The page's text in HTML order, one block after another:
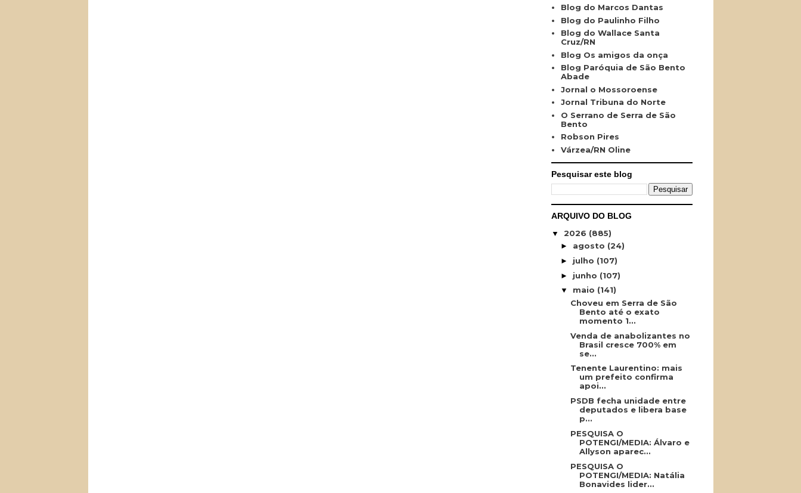
Blog do Marcos Dantas
Blog do Paulinho Filho
Blog do Wallace Santa
Cruz/RN
Blog Os amigos da onça
Blog Paróquia de São Bento
Abade
Jornal o Mossoroense
Jornal Tribuna do Norte
O Serrano de Serra de São
Bento
Robson Pires
Várzea/RN Oline
Pesquisar este blog
ARQUIVO DO BLOG
▼ 2026 (885)
► agosto (24)
► julho (107)
► junho (107)
▼ maio (141)
Choveu em Serra de São
Bento até o exato
momento 1...
Venda de anabolizantes no
Brasil cresce 700% em
se...
Tenente Laurentino: mais
um prefeito confirma
apoi...
PSDB fecha unidade entre
deputados e libera base
p...
PESQUISA O
POTENGI/MEDIA: Álvaro e
Allyson aparec...
PESQUISA O
POTENGI/MEDIA: Natália
Bonavides lider...